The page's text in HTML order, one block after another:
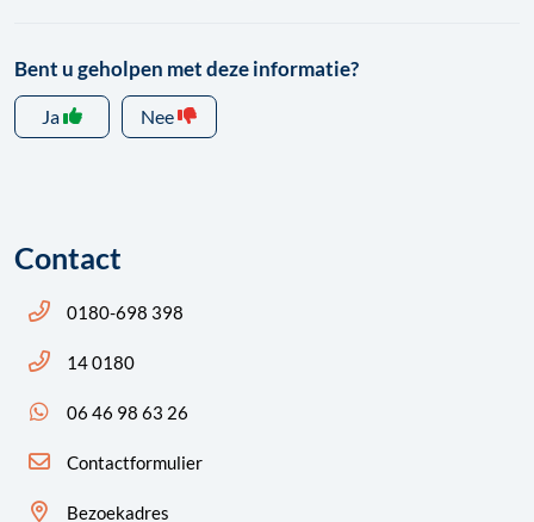
Bent u geholpen met deze informatie?
Ja Nee
Contact
Bel ons: 14 0180
0180-698 398
Bel ons: 14 0180
14 0180
App ons: 06 46 98 63 26 (WhatsApp)
06 46 98 63 26
Contactformulier
Bezoekadres